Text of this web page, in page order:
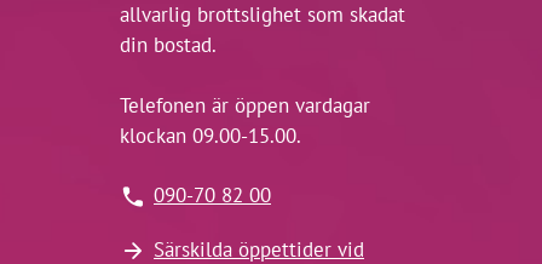
allvarlig brottslighet som skadat
din bostad.
Telefonen är öppen vardagar
klockan 09.00-15.00.
090-70 82 00
Särskilda öppettider vid